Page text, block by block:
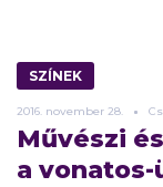
SZÍNEK
2016. november 28.
Művészi
a